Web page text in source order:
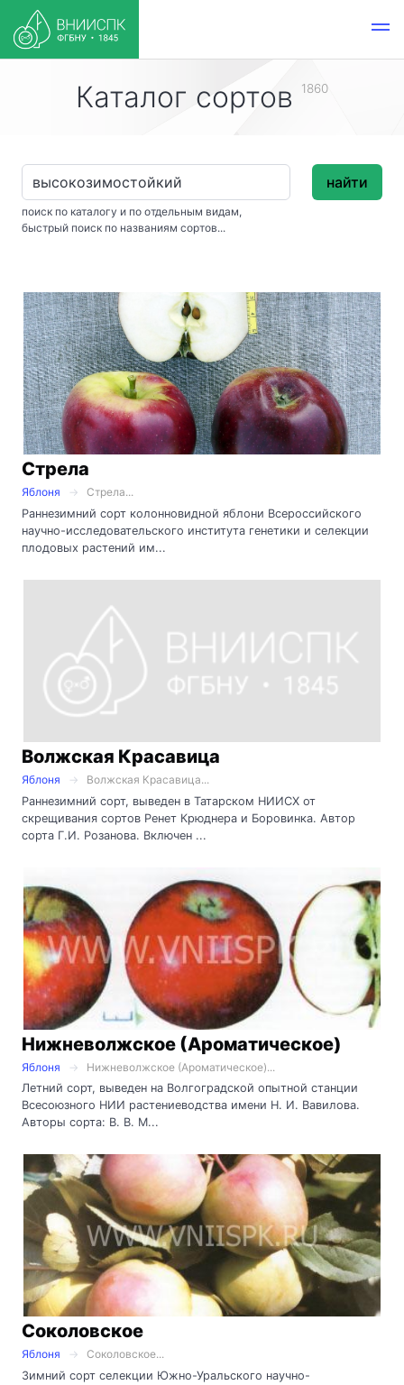
Каталог сортов 1860
поиск по каталогу и по отдельным видам,
быстрый поиск по названиям сортов...
найти
Стрела
Яблоня
Стрела...
Раннезимний сорт колонновидной яблони Всероссийского
научно-исследовательского института генетики и селекции
плодовых растений им...
Волжская Красавица
Яблоня
Волжская Красавица...
Раннезимний сорт, выведен в Татарском НИИСХ от
скрещивания сортов Ренет Крюднера и Боровинка. Автор
сорта Г.И. Розанова. Включен ...
Нижневолжское (Ароматическое)
Яблоня
Нижневолжское (Ароматическое)...
Летний сорт, выведен на Волгоградской опытной станции
Всесоюзного НИИ растениеводства имени Н. И. Вавилова.
Авторы сорта: В. В. М...
Соколовское
Яблоня
Соколовское...
Зимний сорт селекции Южно-Уральского научно-